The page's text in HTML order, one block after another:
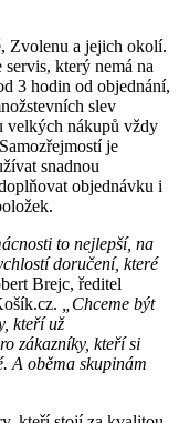
Zvolenu a jejich okolí.
který nemá na
3 hodin od objednání,
slev
velkých nákupů vždy
je
snadnou
objednávku i
to nejlepší, na
doručení, které
Brejc, ředitel
„Chceme být
kteří už
zákazníky, kteří si
A oběma skupinám